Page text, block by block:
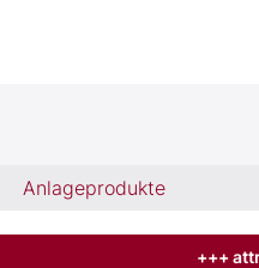
Anlageprodukte
Ausgabe BÖRSE ONLINE
+++